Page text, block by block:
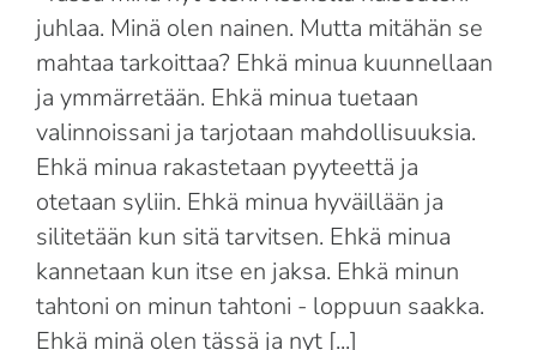
Suomi
English
juhlaa. Minä olen nainen. Mutta mitähän se
mahtaa tarkoittaa? Ehkä minua kuunnellaan
ja ymmärretään. Ehkä minua tuetaan
valinnoissani ja tarjotaan mahdollisuuksia.
Ehkä minua rakastetaan pyyteettä ja
otetaan syliin. Ehkä minua hyväillään ja
silitetään kun sitä tarvitsen. Ehkä minua
kannetaan kun itse en jaksa. Ehkä minun
tahtoni on minun tahtoni - loppuun saakka.
Ehkä minä olen tässä ja nyt [...]